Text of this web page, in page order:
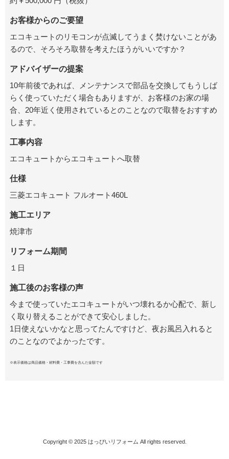
お客様からのご要望
エコキュートのリモコンが点滅してうまく焚けないことがあ
るので、そろそろ取替を考えたほうがいいですか？
アドバイザーの提案
10年前後であれば、メンテナンスで部品を交換してもうしば
らく使っていただく場合もありますが、お客様のお家の場
合、20年近く使用されているとのことなので取替をおすすめ
します。
工事内容
エコキュートからエコキュートへ取替
仕様
三菱エコキュート フルオート460L
施工エリア
焼津市
リフォーム期間
１日
施工後のお客様の声
今まで使っていたエコキュートがいつ壊れるか心配で、新し
く取り替えることができて安心しました。
1日使えないかなと思ってたんですけど、夜お風呂入れると
のことなのでよかったです。
※表示価格は商品価格・材料費・工事費を含んだ金額です
Copyright © 2025 はっぴいリフォーム All rights reserved.